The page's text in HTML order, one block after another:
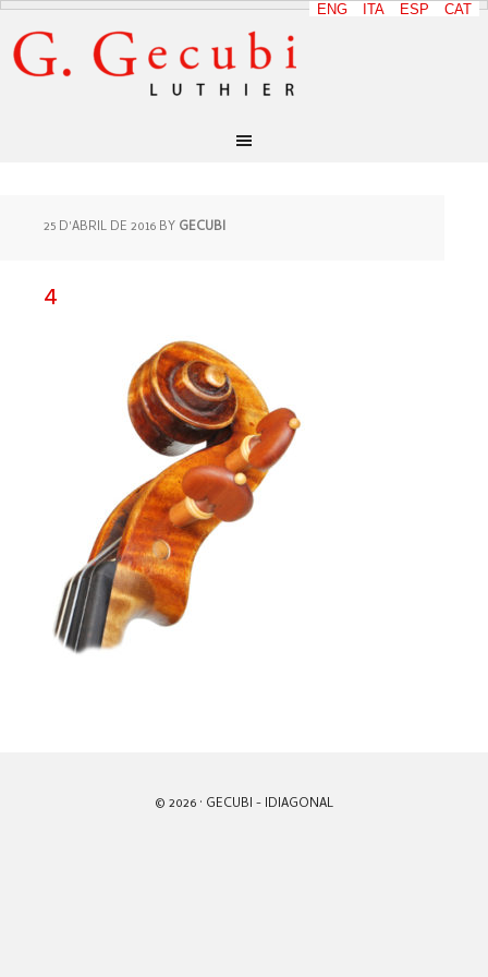
CAT
ESP
ITA
ENG
25 D'ABRIL DE 2016 BY GECUBI
4
© 2026 · GECUBI - IDIAGONAL